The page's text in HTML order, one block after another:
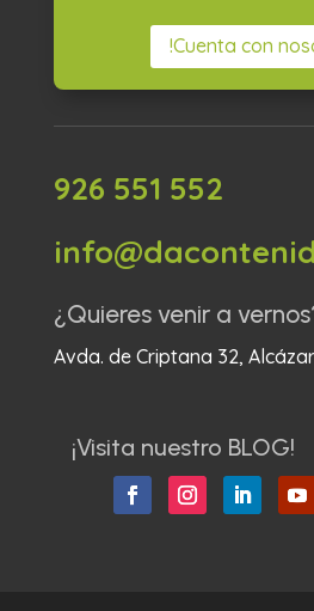
!Cuenta con
926 551 552
¿Quieres venir a
Avda. de Criptana 32,
¡Visita nuestro BLOG!